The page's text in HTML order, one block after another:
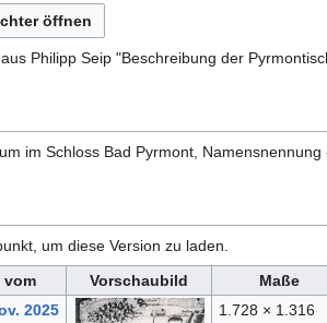
öffnen
Philipp Seip "Beschreibung der
im Schloss Bad Pyrmont,
um diese Version zu laden.
vom
Vorschaubild Maße
2025
1.728 × 1.316